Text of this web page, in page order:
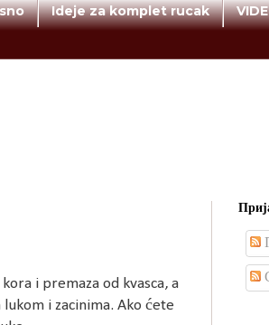
Ideje za komplet rucak
i premaza od kvasca, a
i zacinima. Ako ćete